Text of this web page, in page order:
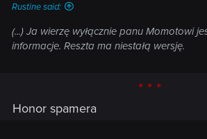
Rustine said:
(...) Ja wierzę wyłącznie panu Momotowi
informacje. Reszta ma niestałą wersję.
* * *
Honor spamera